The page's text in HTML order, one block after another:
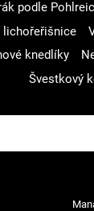
podle
lichořeřišnice
knedlíky
Švestkový